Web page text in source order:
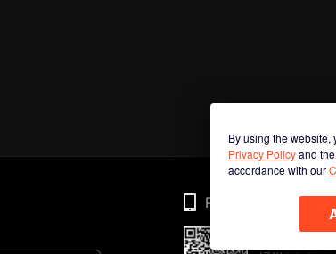
By using the
Privacy Policyand
accordance with our
Phone